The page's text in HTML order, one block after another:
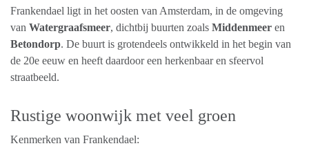
Frankendael ligt in het oosten van Amsterdam, in de omgeving
van Watergraafsmeer, dichtbij buurten zoals Middenmeer en
Betondorp. De buurt is grotendeels ontwikkeld in het begin van
de 20e eeuw en heeft daardoor een herkenbaar en sfeervol
straatbeeld.
Rustige woonwijk met veel groen
Kenmerken van Frankendael: